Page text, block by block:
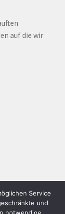
auf die wir
Service
und